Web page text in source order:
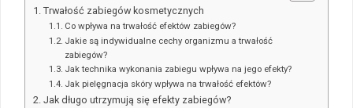
Trwałość zabiegów kosmetycznych
Co wpływa na trwałość efektów zabiegów?
Jakie są indywidualne cechy organizmu a trwałość
zabiegów?
Jak technika wykonania zabiegu wpływa na jego efekty?
Jak pielęgnacja skóry wpływa na trwałość efektów?
Jak długo utrzymują się efekty zabiegów?